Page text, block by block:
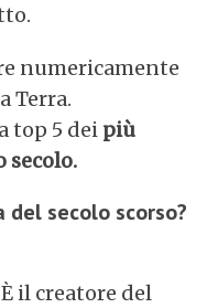
numericamente
Terra.
top 5 dei più
secolo.
del secolo scorso?
il creatore del